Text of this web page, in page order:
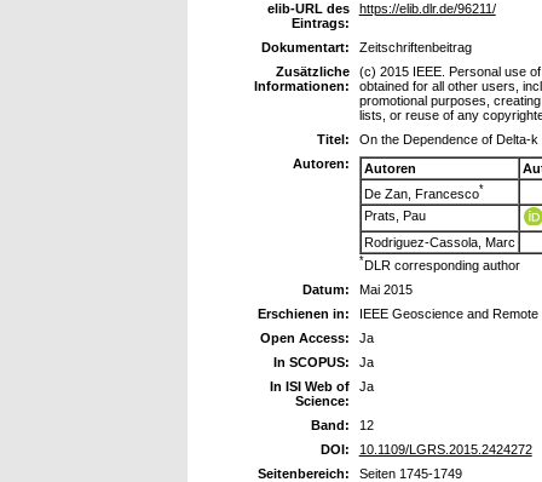
elib-URL des
Eintrags:
https://elib.dlr.de/96211/
Dokumentart:
Zeitschriftenbeitrag
Zusätzliche
Informationen:
(c) 2015 IEEE. Personal use
obtained for all other users,
promotional purposes,
lists, or reuse of any
Titel:
On the Dependence of Delta-
Autoren:
Autoren
De Zan, Francesco*
Prats, Pau
Rodriguez-Cassola, Marc
*DLR corresponding author
Datum:
Mai 2015
Erschienen in:
IEEE Geoscience and
Open Access:
Ja
In SCOPUS:
Ja
In ISI Web of
Science:
Ja
Band:
12
DOI:
10.1109/LGRS.2015.2424272
Seitenbereich:
Seiten 1745-1749